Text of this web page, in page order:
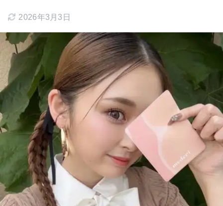
2026年3月3日